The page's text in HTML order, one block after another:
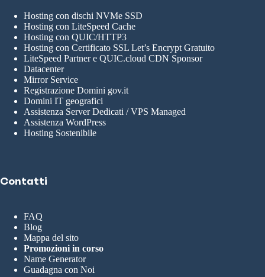
Hosting con dischi NVMe SSD
Hosting con LiteSpeed Cache
Hosting con QUIC/HTTP3
Hosting con Certificato SSL Let’s Encrypt Gratuito
LiteSpeed Partner e QUIC.cloud CDN Sponsor
Datacenter
Mirror Service
Registrazione Domini gov.it
Domini IT geografici
Assistenza Server Dedicati / VPS Managed
Assistenza WordPress
Hosting Sostenibile
Contatti
FAQ
Blog
Mappa del sito
Promozioni in corso
Name Generator
Guadagna con Noi